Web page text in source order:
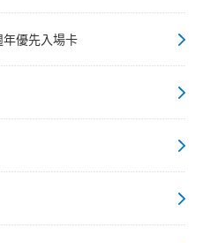
優先入場卡